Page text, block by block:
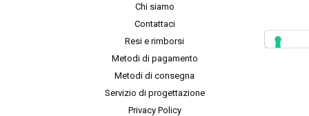
Chi siamo
Contattaci
Resi e rimborsi
Metodi di pagamento
Metodi di consegna
Servizio di progettazione
Privacy Policy